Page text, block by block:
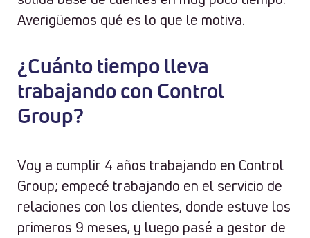
Averigüemos qué es lo que le motiva.
¿Cuánto tiempo lleva
trabajando con Control
Group?
Voy a cumplir 4 años trabajando en Control
Group; empecé trabajando en el servicio de
relaciones con los clientes, donde estuve los
primeros 9 meses, y luego pasé a gestor de